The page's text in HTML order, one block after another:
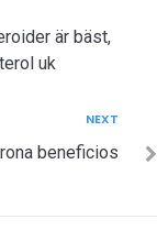
är bäst,
uk
NEXT
beneficios